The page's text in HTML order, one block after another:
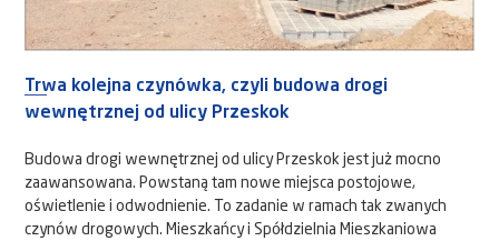
Trwa kolejna czynówka, czyli budowa drogi
wewnętrznej od ulicy Przeskok
Budowa drogi wewnętrznej od ulicy Przeskok jest już mocno
zaawansowana. Powstaną tam nowe miejsca postojowe,
oświetlenie i odwodnienie. To zadanie w ramach tak zwanych
czynów drogowych. Mieszkańcy i Spółdzielnia Mieszkaniowa